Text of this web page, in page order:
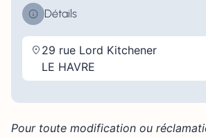
Détails
29 rue Lord Kitchener
LE HAVRE
Pour toute modification ou